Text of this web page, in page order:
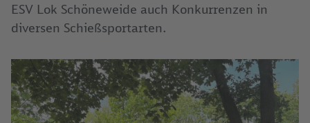
ESV Lok Schöneweide auch Konkurrenzen in
diversen Schießsportarten.